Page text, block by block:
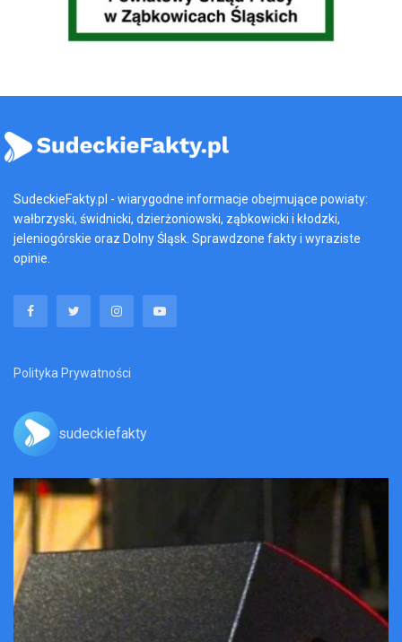
SudeckieFakty.pl - wiarygodne informacje obejmujące powiaty:
wałbrzyski, świdnicki, dzierżoniowski, ząbkowicki i kłodzki,
jeleniogórskie oraz Dolny Śląsk. Sprawdzone fakty i wyraziste
opinie.
Polityka Prywatności
sudeckiefakty